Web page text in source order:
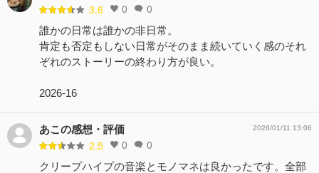
3.6 0 0
誰かの日常は誰かの非日常。
肯定も否定もしない日常がそのまま続いていく感のそれ
ぞれのストーリーの終わり方が良い。
2026-16
あこの感想・評価
2.5 0 0
2026/01/11 13:06
クリープハイプの音楽とモノマネは良かったです。全部